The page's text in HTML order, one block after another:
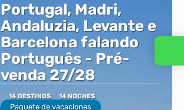
Portugal, Madri,
Andaluzia, Levante e
Barcelona falando
Português - Pré-
venda 27/28
14 DESTINOS 14 NOCHES
Paquete de vacaciones
Contacta con nosotros